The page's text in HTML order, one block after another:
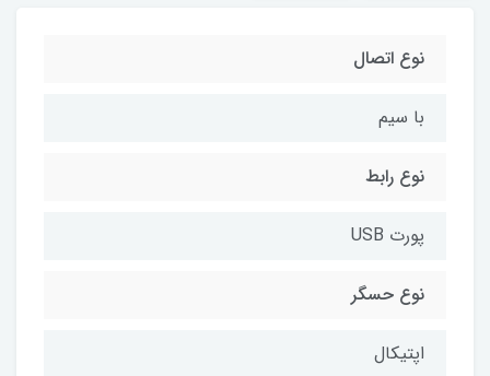
نوع اتصال
با سیم
نوع رابط
پورت USB
نوع حسگر
اپتیکال